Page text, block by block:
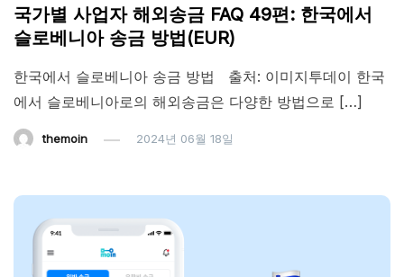
국가별 사업자 해외송금 FAQ 49편: 한국에서
슬로베니아 송금 방법(EUR)
한국에서 슬로베니아 송금 방법 출처: 이미지투데이 한국
에서 슬로베니아로의 해외송금은 다양한 방법으로 […]
themoin 2024년 06월 18일